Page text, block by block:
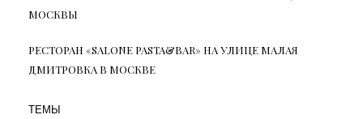
МОСКВЫ
РЕСТОРАН «SALONE PASTA&BAR» НА УЛИЦЕ МАЛАЯ
ДМИТРОВКА В МОСКВЕ
ТЕМЫ